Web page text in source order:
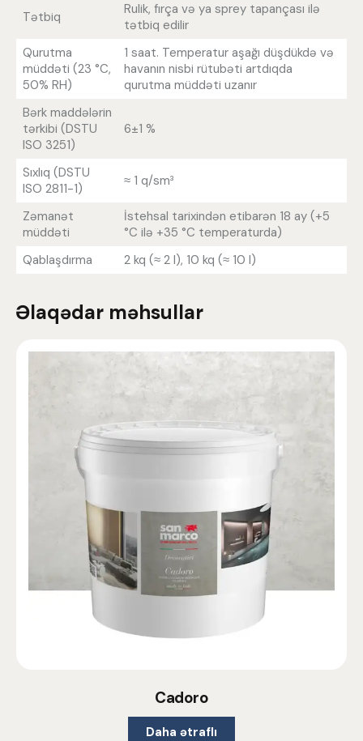
Tətbiq
Rulik, fırça və ya sprey tapançası ilə
tətbiq edilir
Qurutma
müddəti (23 °C,
50% RH)
1 saat. Temperatur aşağı düşdükdə və
havanın nisbi rütubəti artdıqda
qurutma müddəti uzanır
Bərk maddələrin
tərkibi (DSTU
ISO 3251)
6±1 %
Sıxlıq (DSTU
ISO 2811-1)
≈ 1 q/sm³
Zəmanət
müddəti
İstehsal tarixindən etibarən 18 ay (+5
°C ilə +35 °C temperaturda)
Qablaşdırma
2 kq (≈ 2 l), 10 kq (≈ 10 l)
Əlaqədar məhsullar
Cadoro
Daha ətraflı